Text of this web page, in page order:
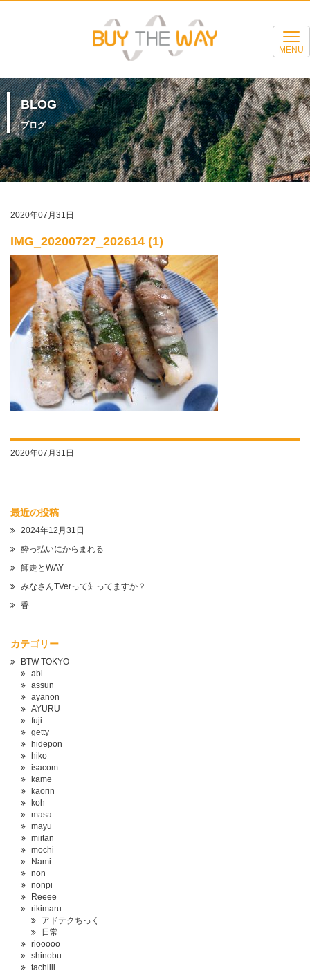
MENU
BLOG
ブログ
2020年07月31日
IMG_20200727_202614 (1)
2020年07月31日
最近の投稿
2024年12月31日
酔っ払いにからまれる
師走とWAY
みなさんTVerって知ってますか？
香
カテゴリー
BTW TOKYO
abi
assun
ayanon
AYURU
fuji
getty
hidepon
hiko
isacom
kame
kaorin
koh
masa
mayu
miitan
mochi
Nami
non
nonpi
Reeee
rikimaru
アドテクちっく
日常
riooooo
shinobu
tachiiii